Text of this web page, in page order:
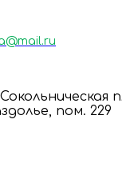
пом. 229